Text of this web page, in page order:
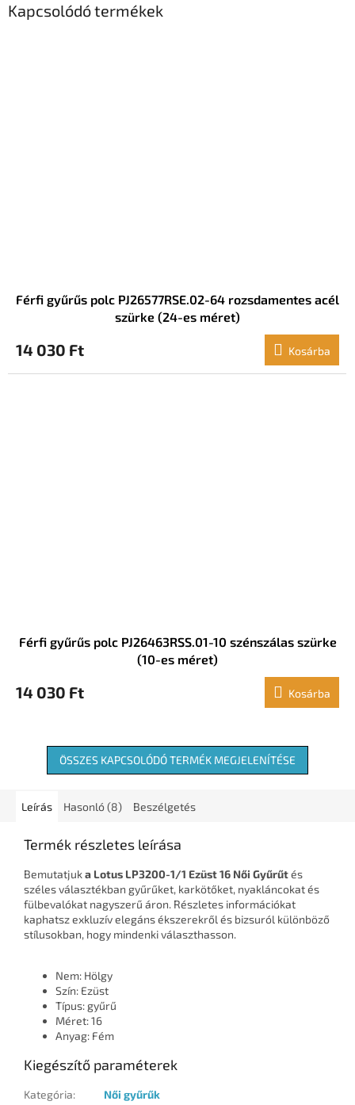
Kapcsolódó termékek
Férfi gyűrűs polc PJ26577RSE.02-64 rozsdamentes acél
szürke (24-es méret)
14 030 Ft Kosárba
Férfi gyűrűs polc PJ26463RSS.01-10 szénszálas szürke
(10-es méret)
14 030 Ft Kosárba
ÖSSZES KAPCSOLÓDÓ TERMÉK MEGJELENÍTÉSE
Leírás Hasonló (8) Beszélgetés
Termék részletes leírása
Bemutatjuka Lotus LP3200-1/1 Ezüst 16 Női Gyűrűtés
széles választékban gyűrűket, karkötőket, nyakláncokat és
fülbevalókat nagyszerű áron. Részletes információkat
kaphatsz exkluzív elegáns ékszerekről és bizsuról különböző
stílusokban, hogy mindenki választhasson.
Nem: Hölgy
Szín: Ezüst
Típus: gyűrű
Méret: 16
Anyag: Fém
Kiegészítő paraméterek
Kategória:
Női gyűrűk